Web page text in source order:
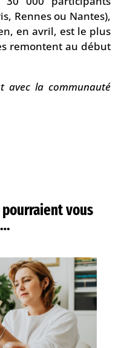
Rennes ou Nantes),
en avril, est le plus
remontent au début
avec la communauté
vous